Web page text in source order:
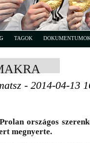
TAGOK
- 2014-04-13
országos
megnyerte.